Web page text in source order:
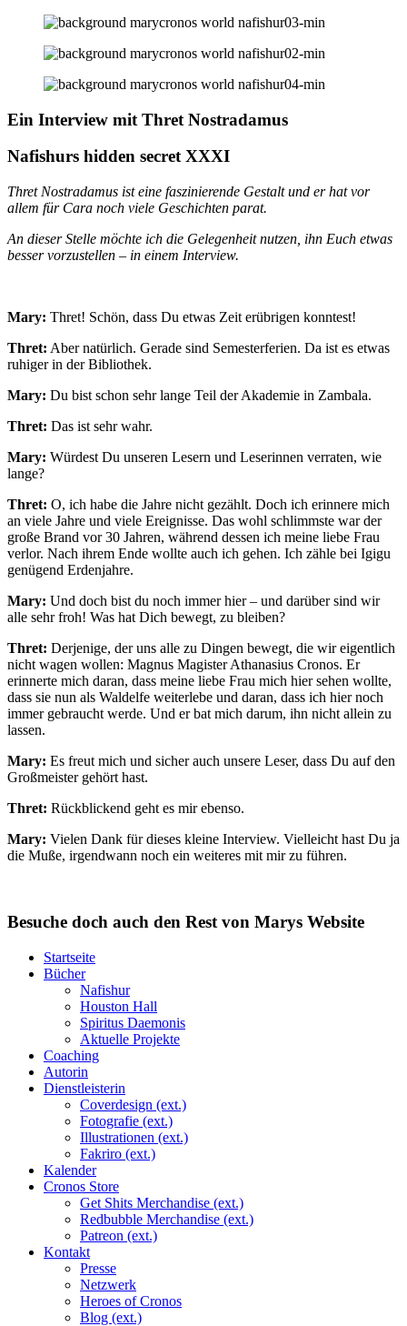
Ein Interview mit Thret Nostradamus
Nafishurs hidden secret XXXI
Thret Nostradamus ist eine faszinierende Gestalt und er hat vor
allem für Cara noch viele Geschichten parat.
An dieser Stelle möchte ich die Gelegenheit nutzen, ihn Euch etwas
besser vorzustellen – in einem Interview.
Mary: Thret! Schön, dass Du etwas Zeit erübrigen konntest!
Thret: Aber natürlich. Gerade sind Semesterferien. Da ist es etwas
ruhiger in der Bibliothek.
Mary: Du bist schon sehr lange Teil der Akademie in Zambala.
Thret: Das ist sehr wahr.
Mary: Würdest Du unseren Lesern und Leserinnen verraten, wie
lange?
Thret: O, ich habe die Jahre nicht gezählt. Doch ich erinnere mich
an viele Jahre und viele Ereignisse. Das wohl schlimmste war der
große Brand vor 30 Jahren, während dessen ich meine liebe Frau
verlor. Nach ihrem Ende wollte auch ich gehen. Ich zähle bei Igigu
genügend Erdenjahre.
Mary: Und doch bist du noch immer hier – und darüber sind wir
alle sehr froh! Was hat Dich bewegt, zu bleiben?
Thret: Derjenige, der uns alle zu Dingen bewegt, die wir eigentlich
nicht wagen wollen: Magnus Magister Athanasius Cronos. Er
erinnerte mich daran, dass meine liebe Frau mich hier sehen wollte,
dass sie nun als Waldelfe weiterlebe und daran, dass ich hier noch
immer gebraucht werde. Und er bat mich darum, ihn nicht allein zu
lassen.
Mary: Es freut mich und sicher auch unsere Leser, dass Du auf den
Großmeister gehört hast.
Thret: Rückblickend geht es mir ebenso.
Mary: Vielen Dank für dieses kleine Interview. Vielleicht hast Du ja
die Muße, irgendwann noch ein weiteres mit mir zu führen.
Besuche doch auch den Rest von Marys Website
Startseite
Bücher
Nafishur
Houston Hall
Spiritus Daemonis
Aktuelle Projekte
Coaching
Autorin
Dienstleisterin
Coverdesign (ext.)
Fotografie (ext.)
Illustrationen (ext.)
Fakriro (ext.)
Kalender
Cronos Store
Get Shits Merchandise (ext.)
Redbubble Merchandise (ext.)
Patreon (ext.)
Kontakt
Presse
Netzwerk
Heroes of Cronos
Blog (ext.)